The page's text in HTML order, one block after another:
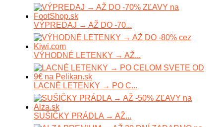
VÝPREDAJ → AŽ DO -70...
VÝHODNÉ LETENKY → AŽ...
LACNÉ LETENKY → PO C...
SUŠIČKY PRÁDLA → AŽ...